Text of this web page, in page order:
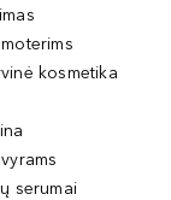
kosmetika
serumai